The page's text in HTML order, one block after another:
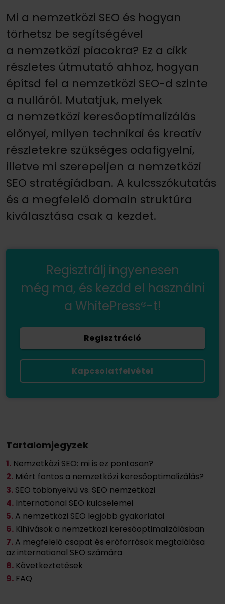
Mi a nemzetközi SEO és hogyan
törhetsz be segítségével
a nemzetközi piacokra? Ez a cikk
részletes útmutató ahhoz, hogyan
építsd fel a nemzetközi SEO-d szinte
a nulláról. Mutatjuk, melyek
a nemzetközi keresőoptimalizálás
előnyei, milyen technikai és kreatív
részletekre szükséges odafigyelni,
illetve mi szerepeljen a nemzetközi
SEO stratégiádban. A kulcsszókutatás
és a megfelelő domain struktúra
kiválasztása csak a kezdet.
Regisztrálj ingyenesen
még ma, és kezdd el használni
a WhitePress®-t!
Regisztráció
Kapcsolatfelvétel
Tartalomjegyzek
1. Nemzetközi SEO: mi is ez pontosan?
2. Miért fontos a nemzetközi keresőoptimalizálás?
3. SEO többnyelvű vs. SEO nemzetközi
4. International SEO kulcselemei
5. A nemzetközi SEO legjobb gyakorlatai
6. Kihívások a nemzetközi keresőoptimalizálásban
7. A megfelelő csapat és erőforrások megtalálása
az international SEO számára
8. Következtetések
9. FAQ